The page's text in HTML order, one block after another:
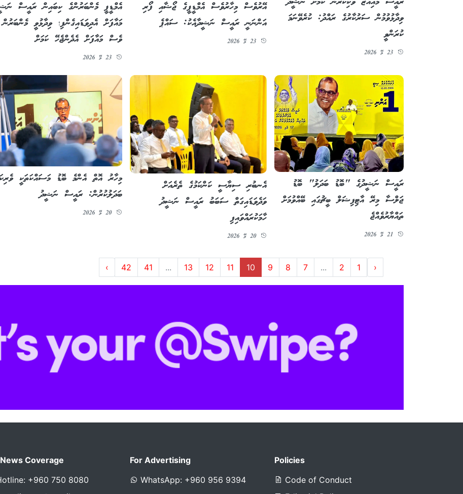
ވިދާޅުވުމުން ސަރުކާރުގެ ރައްދު: ކުރެވޭނަމަ
ކުރަންވީ
އޭރުވެސް މިހާރުވެސް އެމްޑީޕީގެ ޖޯޝާއި ފޯރި
އަންނަނީ ރައީސް ނަޝީދާއެކު: ސައްޕެ
އެމްޑީޕީ މެންބަރުންގެ ކިބައިން ރައީސް
މައާފަށް އެދިވަޑައިގެންފި؛ ވިދާޅުވީ މެންބަރުން
ވެސް މައާފަށް އެދެންޖެހޭ ކަމަށް
ރައީސް ނަޝީދުގެ "ބޮޑު ބަދަލު" ބޮޑު
ޖަލްސާ މިރޭ އާޓިފިޝަލް ބީޗުގައި ބޭއްވުމަށް
ތައްޔާރުވެއްޖެ
އެނބުރި ސިޔާސީ ކަންކަމުގެ ތެރެއަށް
ވަދެވަޑައިގަތް ސަބަބު ރައީސް ނަޝީދު
ހާމަކުރައްވައިފި
20 މޭ 2026
މިހާރު އޮތް އެންމެ ބޮޑު މަސައްކަތަކީ
ބަދަލުކުރުން: ރައީސް ނަޝީދު
20 މޭ 2026
‹
1
2
...
7
8
9
10
11
12
13
...
41
42
›
Coverage
+960 750 8080
For Advertising
WhatsApp: +960 956 9394
Policies
Code of Conduct